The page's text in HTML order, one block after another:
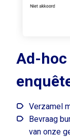
Ad-hoc
Verzamel
Bevraag
van onze